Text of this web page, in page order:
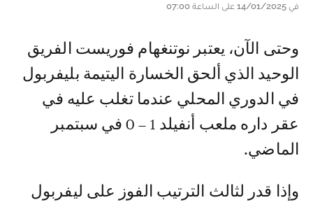
في 14/01/2025 على الساعة 07:00
وحتى الآن، يعتبر نوتنغهام فوريست الفريق
الوحيد الذي ألحق الخسارة اليتيمة بليفربول
في الدوري المحلي عندما تغلب عليه في
عقر داره ملعب أنفيلد 1 – 0 في سبتمبر
الماضي.
وإذا قدر لثالث الترتيب الفوز على ليفربول